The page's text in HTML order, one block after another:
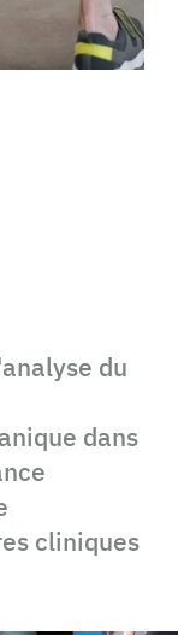
du
dans
cliniques